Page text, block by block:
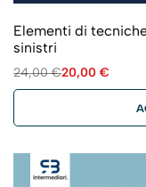
Elementi di
sinistri
24,00€20,00 €